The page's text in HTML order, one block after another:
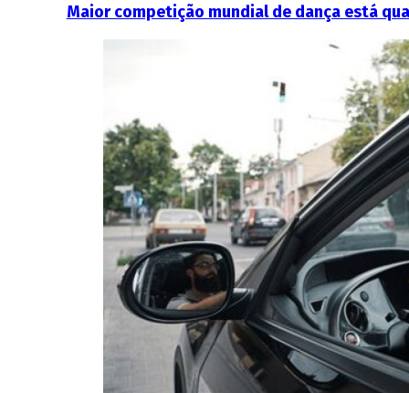
Maior competição mundial de dança está